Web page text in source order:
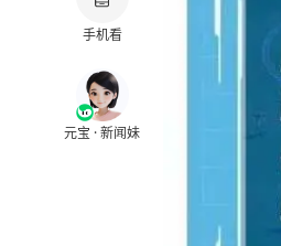
手机看
元宝 · 新闻妹